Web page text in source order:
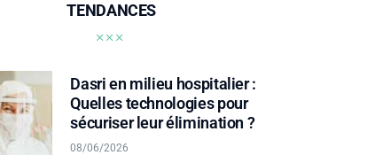
TENDANCES
Dasri en milieu hospitalier :
Quelles technologies pour
sécuriser leur élimination ?
08/06/2026